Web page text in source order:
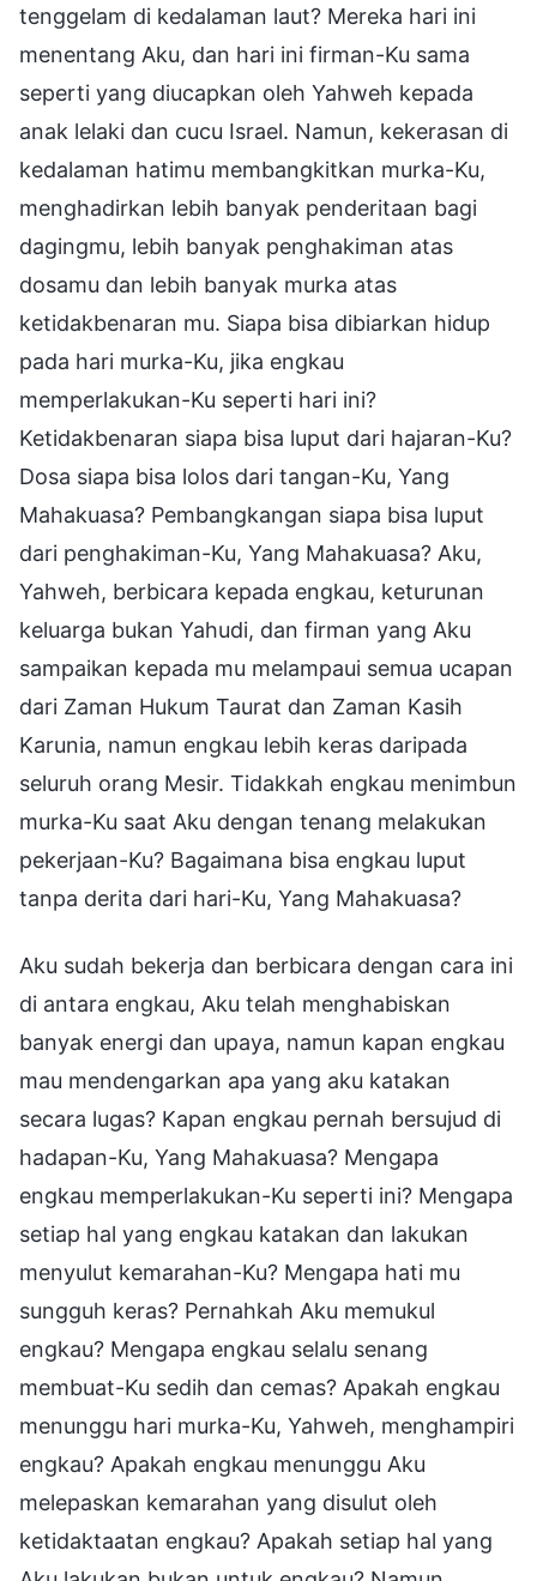
tenggelam di kedalaman laut? Mereka hari ini
menentang Aku, dan hari ini firman-Ku sama
seperti yang diucapkan oleh Yahweh kepada
anak lelaki dan cucu Israel. Namun, kekerasan di
kedalaman hatimu membangkitkan murka-Ku,
menghadirkan lebih banyak penderitaan bagi
dagingmu, lebih banyak penghakiman atas
dosamu dan lebih banyak murka atas
ketidakbenaran mu. Siapa bisa dibiarkan hidup
pada hari murka-Ku, jika engkau
memperlakukan-Ku seperti hari ini?
Ketidakbenaran siapa bisa luput dari hajaran-Ku?
Dosa siapa bisa lolos dari tangan-Ku, Yang
Mahakuasa? Pembangkangan siapa bisa luput
dari penghakiman-Ku, Yang Mahakuasa? Aku,
Yahweh, berbicara kepada engkau, keturunan
keluarga bukan Yahudi, dan firman yang Aku
sampaikan kepada mu melampaui semua ucapan
dari Zaman Hukum Taurat dan Zaman Kasih
Karunia, namun engkau lebih keras daripada
seluruh orang Mesir. Tidakkah engkau menimbun
murka-Ku saat Aku dengan tenang melakukan
pekerjaan-Ku? Bagaimana bisa engkau luput
tanpa derita dari hari-Ku, Yang Mahakuasa?
Aku sudah bekerja dan berbicara dengan cara ini
di antara engkau, Aku telah menghabiskan
banyak energi dan upaya, namun kapan engkau
mau mendengarkan apa yang aku katakan
secara lugas? Kapan engkau pernah bersujud di
hadapan-Ku, Yang Mahakuasa? Mengapa
engkau memperlakukan-Ku seperti ini? Mengapa
setiap hal yang engkau katakan dan lakukan
menyulut kemarahan-Ku? Mengapa hati mu
sungguh keras? Pernahkah Aku memukul
engkau? Mengapa engkau selalu senang
membuat-Ku sedih dan cemas? Apakah engkau
menunggu hari murka-Ku, Yahweh, menghampiri
engkau? Apakah engkau menunggu Aku
melepaskan kemarahan yang disulut oleh
ketidaktaatan engkau? Apakah setiap hal yang